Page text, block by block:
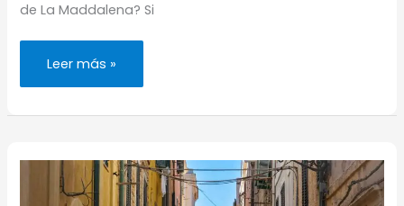
de La Maddalena? Si
Dónde
en
Maddalena,
hoteles)
Leer más »